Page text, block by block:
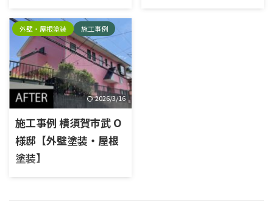
り 高圧洗浄 タスペーサー 屋根
下塗り 屋根中塗り 屋根上塗り
施工後 破風 窓枠 ベランダ手す
り ベ ...
戸上塗り 施工後
施工内容外壁塗装工事, 屋根塗
装工事エリア横須賀市太田和
物件種別戸建て使用塗料外
壁：日本ペイントパーフェクト
トップラジカル塗料 屋根：
日本ペイントパーフェクトベス
トラジカル塗料 施工前 屋根
高圧洗浄前 屋根塗装施工前 破
風施工前 出窓天板施工前 外壁
施工前 施工中 高圧洗浄 タスペ
ーサー 屋根シーラー 屋根中塗
り 屋根上塗り 破風ケレン 破風
下塗り 破風中塗り 破風上塗り
施工内容外壁塗装工事, 屋根塗
外壁・屋根塗装 施工事例
2026/3/16
施工事例 横須賀市武 O
様邸【外壁塗装・屋根
塗装】
施工内容外壁塗装工事, 屋根塗